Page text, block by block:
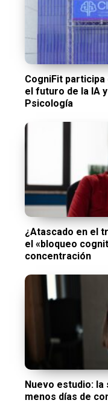
CogniFit participa
el futuro de la IA
Psicología
¿Atascado en el
el «bloqueo
concentración
Nuevo estudio:
menos días de